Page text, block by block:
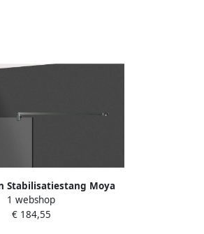
Stabilisatiestang Moya
Horizontaal Gunmetal
1 webshop
€ 184,55